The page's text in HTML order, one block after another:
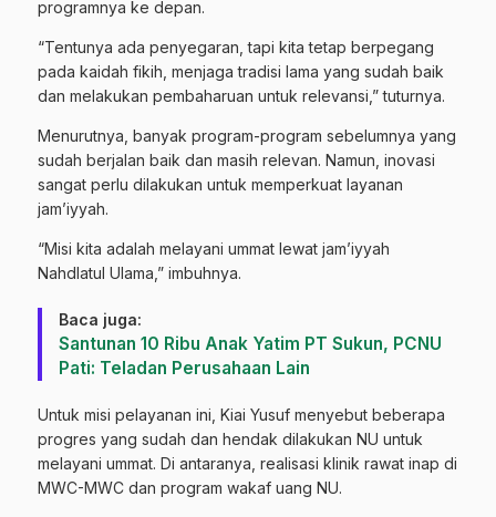
programnya ke depan.
“Tentunya ada penyegaran, tapi kita tetap berpegang
pada kaidah fikih, menjaga tradisi lama yang sudah baik
dan melakukan pembaharuan untuk relevansi,” tuturnya.
Menurutnya, banyak program-program sebelumnya yang
sudah berjalan baik dan masih relevan. Namun, inovasi
sangat perlu dilakukan untuk memperkuat layanan
jam’iyyah.
“Misi kita adalah melayani ummat lewat jam’iyyah
Nahdlatul Ulama,” imbuhnya.
Baca juga:
Santunan 10 Ribu Anak Yatim PT Sukun, PCNU
Pati: Teladan Perusahaan Lain
Untuk misi pelayanan ini, Kiai Yusuf menyebut beberapa
progres yang sudah dan hendak dilakukan NU untuk
melayani ummat. Di antaranya, realisasi klinik rawat inap di
MWC-MWC dan program wakaf uang NU.